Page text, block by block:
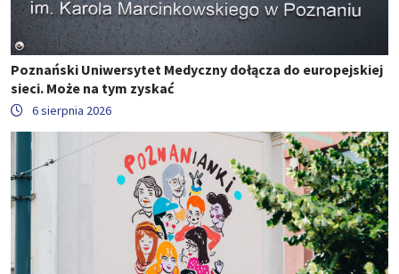
Poznański Uniwersytet Medyczny dołącza do europejskiej
sieci. Może na tym zyskać
6 sierpnia 2026